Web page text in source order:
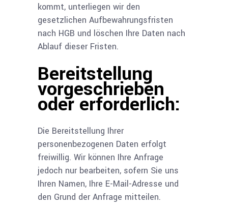
kommt, unterliegen wir den
gesetzlichen Aufbewahrungsfristen
nach HGB und löschen Ihre Daten nach
Ablauf dieser Fristen.
Bereitstellung
vorgeschrieben
oder erforderlich:
Die Bereitstellung Ihrer
personenbezogenen Daten erfolgt
freiwillig. Wir können Ihre Anfrage
jedoch nur bearbeiten, sofern Sie uns
Ihren Namen, Ihre E-Mail-Adresse und
den Grund der Anfrage mitteilen.